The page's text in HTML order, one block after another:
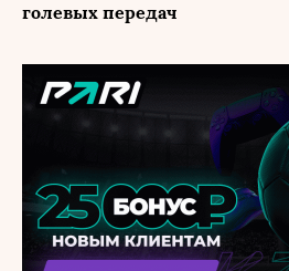
голевых передач